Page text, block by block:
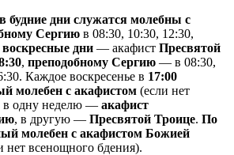
будние дни служатся молебны с
Сергию в 08:30, 10:30, 12:30,
дни — акафист Пресвятой
, преподобному Сергию — в 08:30,
Каждое воскресенье в 17:00
молебен с акафистом (если нет
в одну неделю — акафист
, в другую — Пресвятой Троице. По
молебен с акафистом Божией
нет всенощного бдения).